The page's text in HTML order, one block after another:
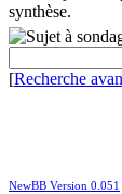
synthèse.
[Recherche
NewBB Version 0.051